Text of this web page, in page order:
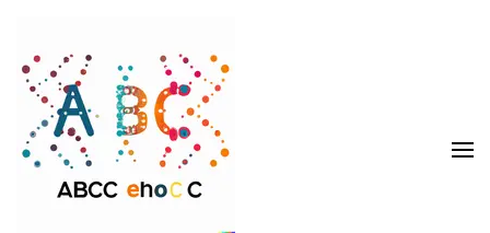
contenu
(Pressez
Entrée)